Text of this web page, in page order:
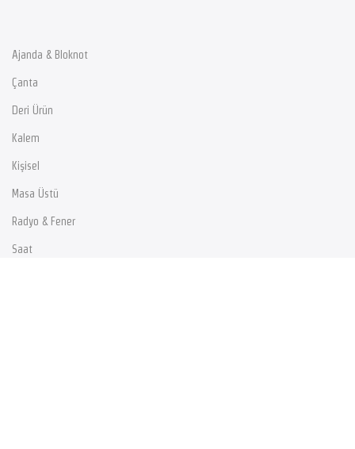
Ajanda & Bloknot
Çanta
Deri Ürün
Kalem
Kişisel
Masa Üstü
Radyo & Fener
Saat